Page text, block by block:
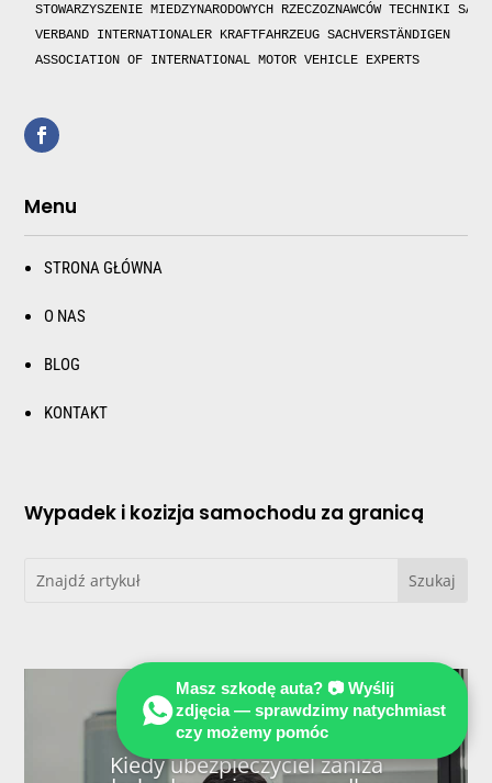
STOWARZYSZENIE MIEDZYNARODOWYCH RZECZOZNAWCÓW TECHNIKI
VERBAND INTERNATIONALER KRAFTFAHRZEUG SACHVERSTÄNDIGEN
ASSOCIATION OF INTERNATIONAL MOTOR VEHICLE EXPERTS
Menu
STRONA GŁÓWNA
O NAS
BLOG
KONTAKT
Wypadek i kozizja samochodu za granicą
Kiedy ubezpieczyciel zaniża
Masz szkodę auta? 📷 Wyślij
zdjęcia — sprawdzimy natychmiast
czy możemy pomóc